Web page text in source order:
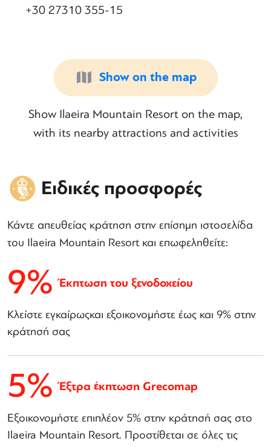
+30 27310 355-15
Show on the map
Show Ilaeira Mountain Resort on the map,
with its nearby attractions and activities
Ειδικές προσφορές
Κάντε απευθείας κράτηση στην επίσημη ιστοσελίδα
του Ilaeira Mountain Resort και επωφεληθείτε:
9% Έκπτωση του ξενοδοχείου
Κλείστε εγκαίρωςκαι εξοικονομήστε έως και 9% στην
κράτησή σας
5% Έξτρα έκπτωση Grecomap
Εξοικονομήστε επιπλέον 5% στην κράτησή σας στο
Ilaeira Mountain Resort. Προστίθεται σε όλες τις